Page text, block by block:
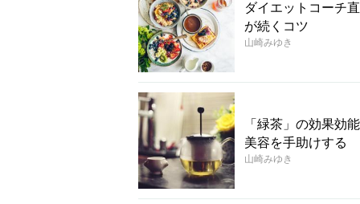
ダイエットコーチ
が続くコツ
山崎みゆき
「緑茶」の効果効
美容を手助けする
山崎みゆき